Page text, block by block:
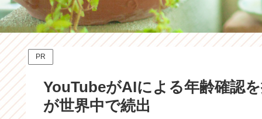
PR
YouTubeがAIによる年齢確認
が世界中で続出